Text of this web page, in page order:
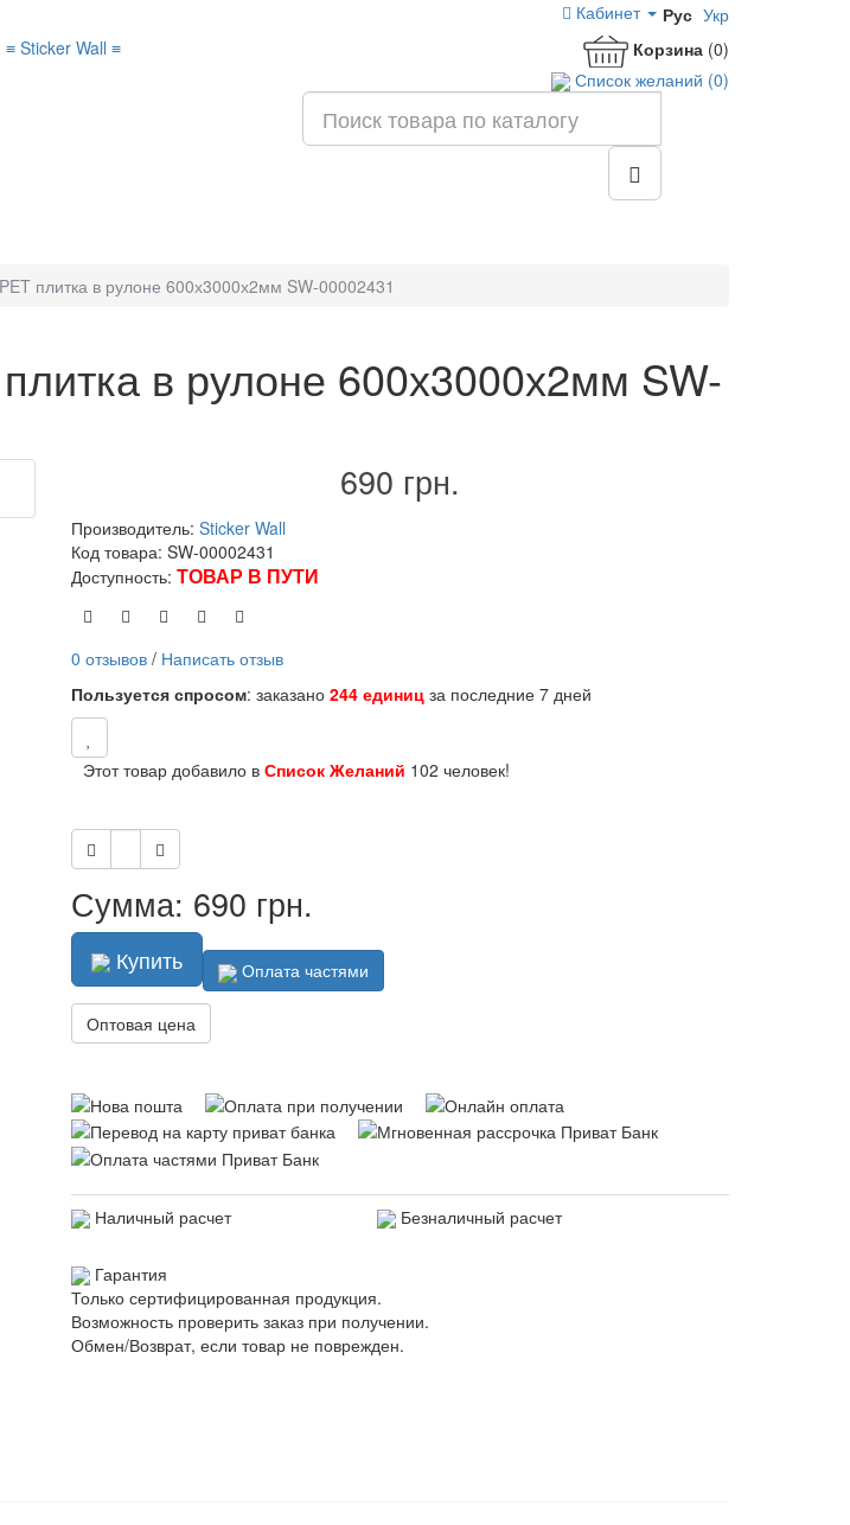
Рус Укр
Кабинет
Корзина (0)
Список желаний (0)
плитка в рулоне 600х3000х2мм SW-00002431
в рулоне 600х3000х2мм SW-
690 грн.
Производитель: Sticker Wall
Код товара: SW-00002431
Доступность: ТОВАР В ПУТИ
0 отзывов / Написать отзыв
Пользуется спросом: заказано 244 единиц за последние 7 дней
Этот товар добавило в Список Желаний 102 человек!
Сумма: 690 грн.
Купить Оплата частями
Оптовая цена
Наличный расчет Безналичный расчет
Гарантия
Только сертифицированная продукция.
Возможность проверить заказ при получении.
Обмен/Возврат, если товар не поврежден.